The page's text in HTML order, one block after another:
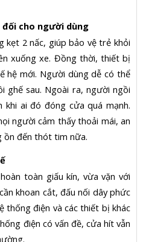
cho người dùng
kẹt 2 nấc, giúp bảo vệ trẻ khỏi
xuống xe. Đồng thời, thiết bị
hệ mới. Người dùng dễ có thể
ghế sau. Ngoài ra, người ngồi
ai đó đóng cửa quá mạnh.
người cảm thấy thoải mái, an
ồn đến thót tim nữa.
toàn giấu kín, vừa vặn với
khoan cắt, đấu nối dây phức
thống điện và các thiết bị khác
điện có vấn đề, cửa hít vẫn